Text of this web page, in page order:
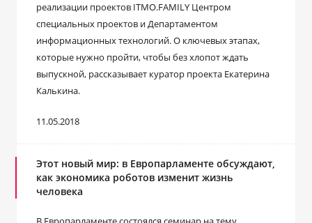
реализации проектов ITMO.FAMILY Центром
специальных проектов и Департаментом
информационных технологий. О ключевых этапах,
которые нужно пройти, чтобы без хлопот ждать
выпускной, рассказывает куратор проекта Екатерина
Калькина.
11.05.2018
Этот новый мир: в Европарламенте обсуждают,
как экономика роботов изменит жизнь
человека